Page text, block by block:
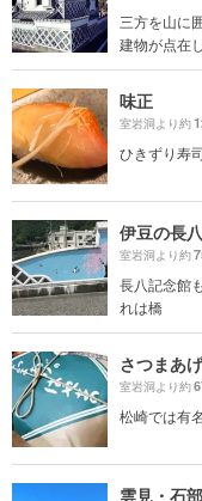
三方を山に
建物が点在
味正
室岩洞より約
ひきずり寿
伊豆の長
室岩洞より約
長八記念館
れは橋
さつまあ
室岩洞より約
松崎では有
雲見・石